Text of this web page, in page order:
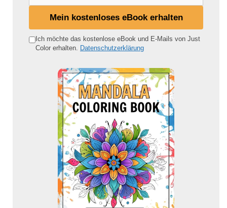
e
Mein kostenloses eBook erhalten
Ich möchte das kostenlose eBook und E-Mails von Just
Color erhalten. Datenschutzerklärung